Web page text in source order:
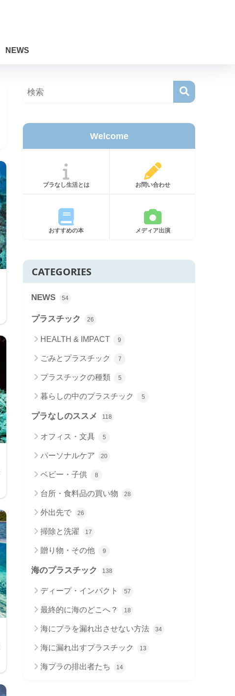
NEWS
Welcome
プラなし生活とは お問い合わせ
おすすめの本 メディア出演
CATEGORIES
NEWS 54
プラスチック 26
HEALTH & IMPACT 9
ごみとプラスチック 7
プラスチックの種類 5
暮らしの中のプラスチック 5
プラなしのススメ 118
オフィス・文具 5
パーソナルケア 20
ベビー・子供 8
台所・食料品の買い物 28
外出先で 26
掃除と洗濯 17
贈り物・その他 9
海のプラスチック 138
ディープ・インパクト 57
最終的に海のどこへ？ 18
海にプラを漏れ出させない方法 34
海に漏れ出すプラスチック 13
海プラの排出者たち 14